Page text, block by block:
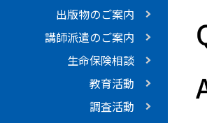
出版物のご案内
講師派遣のご案内
生命保険相談
教育活動
調査活動